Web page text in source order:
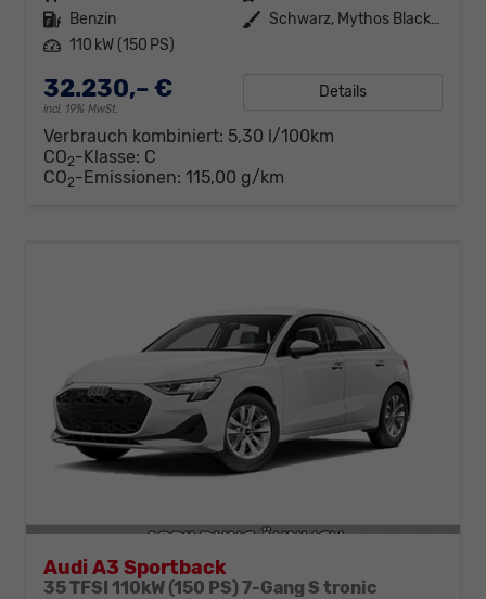
Kraftstoff Benzin Außenfarbe
Schwarz, Mythos Black (0E0E)
Leistung 110 kW (150 PS)
32.230,– €
incl. 19% MwSt.
Details
Verbrauch kombiniert: 5,30 l/100km
CO2-Klasse: C
CO2-Emissionen: 115,00 g/km
Audi A3 Sportback
35 TFSI 110kW (150 PS) 7-Gang S tronic